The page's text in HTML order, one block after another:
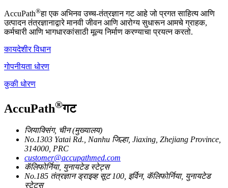
AccuPath®हा एक अभिनव उच्च-तंत्रज्ञान गट आहे जो प्रगत साहित्य आणि
उत्पादन तंत्रज्ञानाद्वारे मानवी जीवन आणि आरोग्य सुधारून आमचे ग्राहक,
कर्मचारी आणि भागधारकांसाठी मूल्य निर्माण करण्याचा प्रयत्न करतो.
कायदेशीर विधान
गोपनीयता धोरण
कुकी धोरण
AccuPath®गट
जियाक्सिंग, चीन (मुख्यालय)
No.1303 Yatai Rd., Nanhu जिल्हा, Jiaxing, Zhejiang Province,
314000, PRC
customer@accupathmed.com
कॅलिफोर्निया, युनायटेड स्टेट्स
No.185 तंत्रज्ञान ड्राइव्ह सूट 100, इर्विन, कॅलिफोर्निया, युनायटेड
स्टेट्स